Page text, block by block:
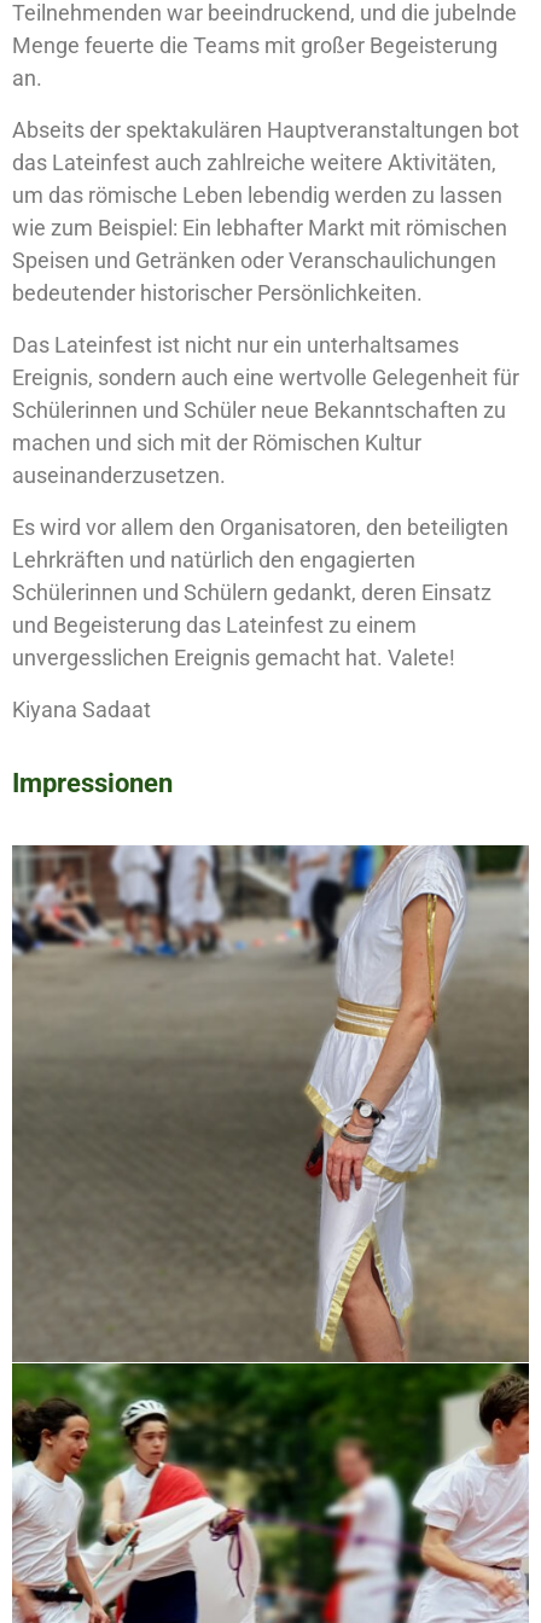
Teilnehmenden war beeindruckend, und die jubelnde
Menge feuerte die Teams mit großer Begeisterung
an.
Abseits der spektakulären Hauptveranstaltungen bot
das Lateinfest auch zahlreiche weitere Aktivitäten,
um das römische Leben lebendig werden zu lassen
wie zum Beispiel: Ein lebhafter Markt mit römischen
Speisen und Getränken oder Veranschaulichungen
bedeutender historischer Persönlichkeiten.
Das Lateinfest ist nicht nur ein unterhaltsames
Ereignis, sondern auch eine wertvolle Gelegenheit für
Schülerinnen und Schüler neue Bekanntschaften zu
machen und sich mit der Römischen Kultur
auseinanderzusetzen.
Es wird vor allem den Organisatoren, den beteiligten
Lehrkräften und natürlich den engagierten
Schülerinnen und Schülern gedankt, deren Einsatz
und Begeisterung das Lateinfest zu einem
unvergesslichen Ereignis gemacht hat. Valete!
Kiyana Sadaat
Impressionen